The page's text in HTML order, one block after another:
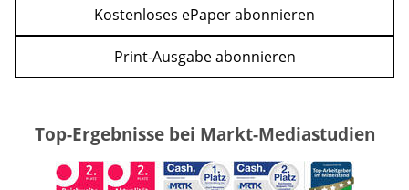
Kostenloses ePaper abonnieren
Print-Ausgabe abonnieren
Top-Ergebnisse bei Markt-Mediastudien